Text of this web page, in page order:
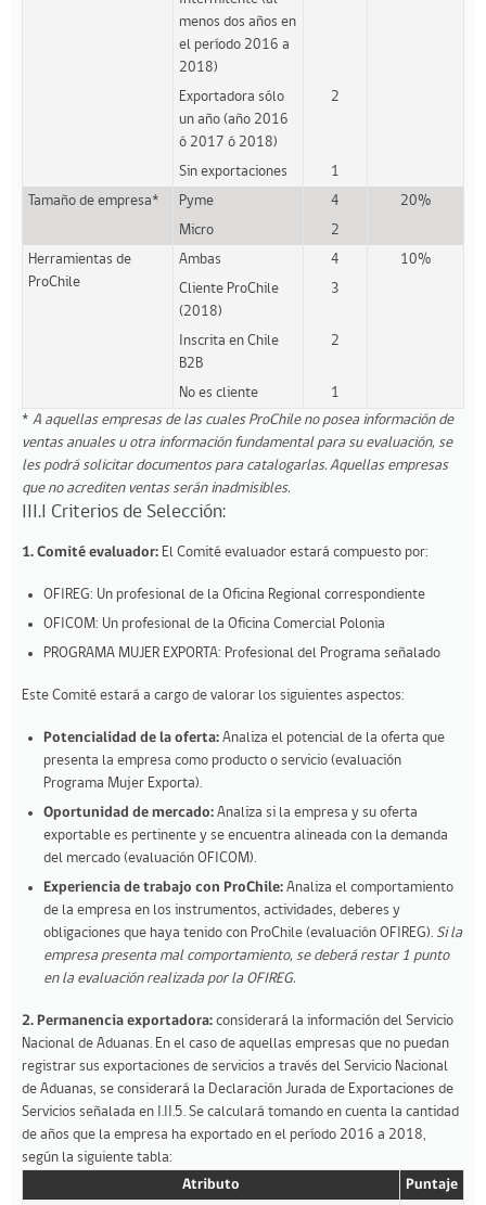
menos dos años en
el período 2016 a
2018)
Exportadora sólo
un año (año 2016
ó 2017 ó 2018)
2
Sin exportaciones
1
Tamaño de empresa*
Pyme 4
20%
Micro
2
Herramientas de
ProChile
Ambas 4
10%
Cliente ProChile
(2018)
3
Inscrita en Chile
B2B
2
No es cliente
1
* A aquellas empresas de las cuales ProChile no posea información de
ventas anuales u otra información fundamental para su evaluación, se
les podrá solicitar documentos para catalogarlas. Aquellas empresas
que no acrediten ventas serán inadmisibles.
III.I Criterios de Selección:
1. Comité evaluador: El Comité evaluador estará compuesto por:
OFIREG: Un profesional de la Oficina Regional correspondiente
OFICOM: Un profesional de la Oficina Comercial Polonia
PROGRAMA MUJER EXPORTA: Profesional del Programa señalado
Este Comité estará a cargo de valorar los siguientes aspectos:
Potencialidad de la oferta: Analiza el potencial de la oferta que
presenta la empresa como producto o servicio (evaluación
Programa Mujer Exporta).
Oportunidad de mercado: Analiza si la empresa y su oferta
exportable es pertinente y se encuentra alineada con la demanda
del mercado (evaluación OFICOM).
Experiencia de trabajo con ProChile: Analiza el comportamiento
de la empresa en los instrumentos, actividades, deberes y
obligaciones que haya tenido con ProChile (evaluación OFIREG). Si la
empresa presenta mal comportamiento, se deberá restar 1 punto
en la evaluación realizada por la OFIREG.
2. Permanencia exportadora: considerará la información del Servicio
Nacional de Aduanas. En el caso de aquellas empresas que no puedan
registrar sus exportaciones de servicios a través del Servicio Nacional
de Aduanas, se considerará la Declaración Jurada de Exportaciones de
Servicios señalada en I.II.5. Se calculará tomando en cuenta la cantidad
de años que la empresa ha exportado en el período 2016 a 2018,
según la siguiente tabla:
Atributo
Puntaje